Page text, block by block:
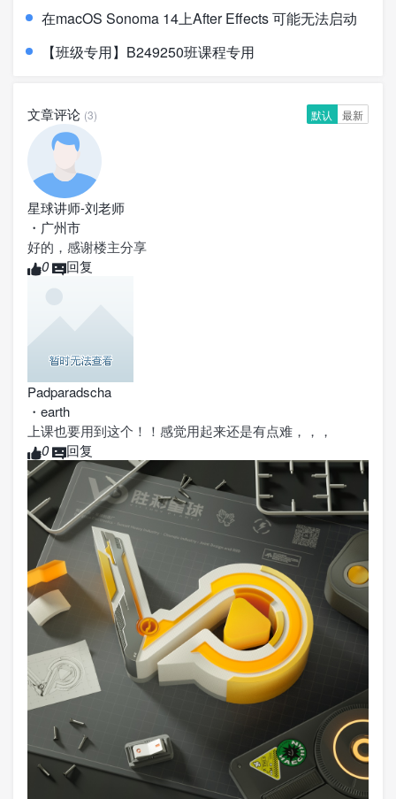
在macOS Sonoma 14上After Effects 可能无法启动
【班级专用】B249250班课程专用
文章评论 (3) 默认 最新
星球讲师-刘老师
・ 广州市
好的，感谢楼主分享
0
回复
Padparadscha
・ earth
上课也要用到这个！！感觉用起来还是有点难，，，
0
回复